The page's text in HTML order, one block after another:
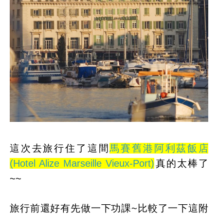
這次去旅行住了這間 馬賽舊港阿利茲飯店
(Hotel Alize Marseille Vieux-Port)真的太棒了
~~
旅行前還好有先做一下功課~比較了一下這附